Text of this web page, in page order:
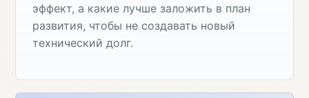
эффект, а какие лучше заложить в план
развития, чтобы не создавать новый
технический долг.